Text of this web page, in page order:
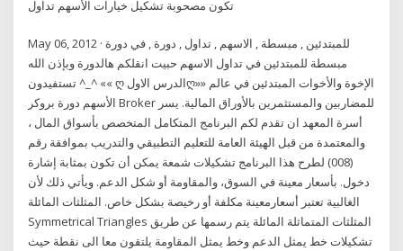
May 06, 2012 · للمبتدئين , مبسطة , الاسهم , تداول , دورة , في دورة
مبسطة للمبتدئين في تداول الاسهم حبيت انقلكم هالدورة وبإذن الله
تستفيدون ^_^ «« ღ الدرس الاولღ»» الإخوة والأخوات المبتدئين في عالم
الأسهم دورة بروكر Broker للمضاربين والمستثمرين بالأوراق المالية. يسر
أسرة المعهد ان تقدم لكم البرنامج المتكامل المتخصص بأسواق المال ،
والمعتمدة من قبل الهيئة العامة للتعليم التطبيقي والتدريب بموافقة رقم
(008) لطرح هذا البرنامج تشكيلات شمعة يمكن أن تكون بمثابة إشارة
دخول. بأسعار معينة في السوق، والمقاومة أو شكل الدعم. ويأتي ذلك لأن
الغالبية تعتبر أسعارمعينة مكلفة أو رخيصة بشكل خاص. المثلثات المائلة
Symmetrical Triangles المثلثات المتماثلة المائلة يتم رسمها عن طريق
تشكيلات خط يمثل الدعم وخط يمثل المقاومة يلتقون معا الى نقطة حيث